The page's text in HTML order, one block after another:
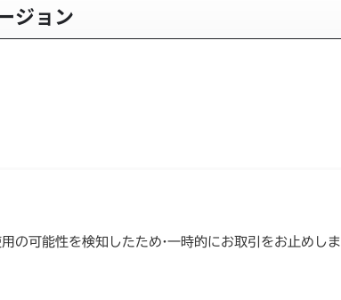
ジョン
の可能性を検知したため·一時的にお取引をお止めしま